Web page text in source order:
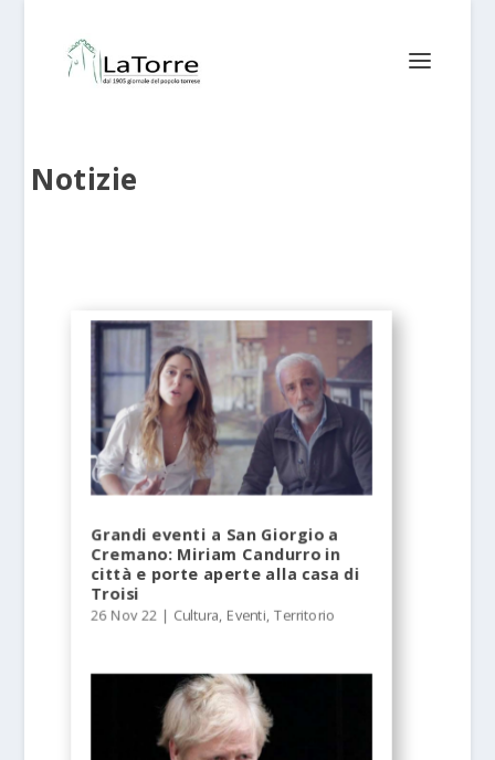
Notizie
Grandi eventi a San Giorgio a
Cremano: Miriam Candurro in
città e porte aperte alla casa di
Troisi
26 Nov 22 | Cultura, Eventi,Territorio